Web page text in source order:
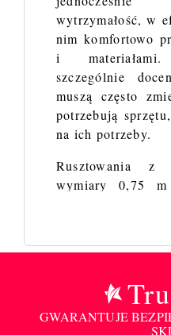
wytrzymałość, w
nim komfortowo
i
szczególnie
muszą często
potrzebują
na ich potrzeby.
Rusztowania
wymiary 0,75
jednocześnie nie
zastosowano
półki, co
przetrwać
GWARANTUJE